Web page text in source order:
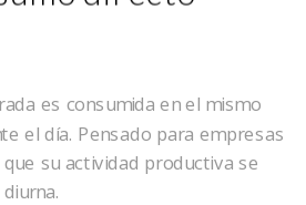
es consumida en el mismo
el día. Pensado para empresas
su actividad productiva se